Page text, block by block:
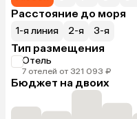
Расстояние до моря
1-я линия 2-я 3-я
Тип размещения
Отель
7 отелей от 321 093 ₽
Бюджет на двоих